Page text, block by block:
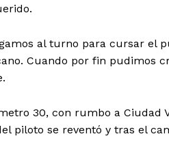
al turno para cursar el
Cuando por fin pudimos
30, con rumbo a Ciudad
piloto se reventó y tras el